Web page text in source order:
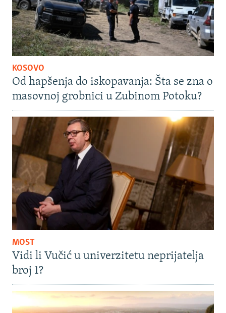
KOSOVO
Od hapšenja do iskopavanja: Šta se zna o
masovnoj grobnici u Zubinom Potoku?
MOST
Vidi li Vučić u univerzitetu neprijatelja
broj 1?